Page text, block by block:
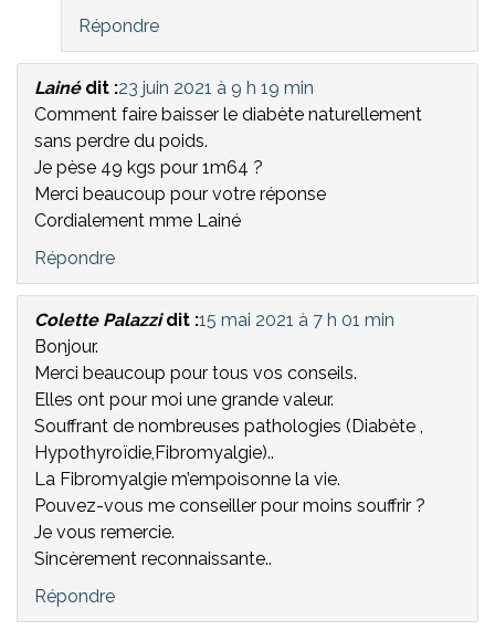
Répondre
Lainé dit :23 juin 2021 à 9 h 19 min
Comment faire baisser le diabète naturellement
sans perdre du poids.
Je pèse 49 kgs pour 1m64 ?
Merci beaucoup pour votre réponse
Cordialement mme Lainé
Répondre
Colette Palazzi dit :15 mai 2021 à 7 h 01 min
Bonjour.
Merci beaucoup pour tous vos conseils.
Elles ont pour moi une grande valeur.
Souffrant de nombreuses pathologies (Diabète ,
Hypothyroïdie,Fibromyalgie)..
La Fibromyalgie m’empoisonne la vie.
Pouvez-vous me conseiller pour moins souffrir ?
Je vous remercie.
Sincèrement reconnaissante..
Répondre